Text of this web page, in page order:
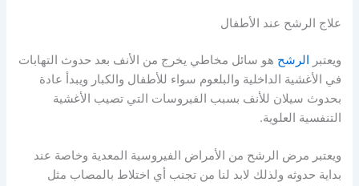
علاج الرشح عند الأطفال
ويعتبر الرشح هو سائل مخاطي يخرج من الأنف بعد حدوث التهابات
في الأغشية الداخلية والبلعوم سواء للأطفال والكبار ويبدأ عادة
بحدوث سيلان للأنف بسبب الفيروسات التي تصيب الأغشية
التنفسية العلوية.
ويعتبر مرض الرشح من الأمراض الفيروسية المعدية وخاصة عند
بداية حدوثه ولذلك لابد لنا من تجنب أي اختلاط بالمصاب مثل